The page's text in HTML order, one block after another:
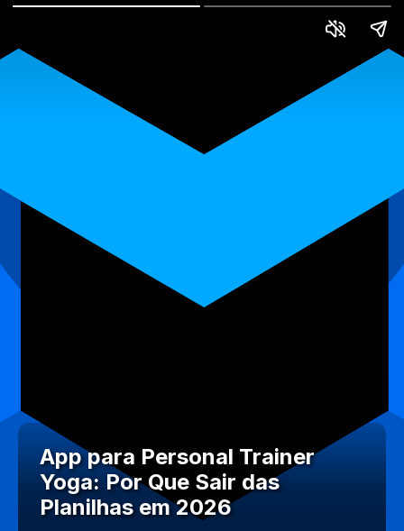
App para Personal Trainer
Yoga: Por Que Sair das
Planilhas em 2026